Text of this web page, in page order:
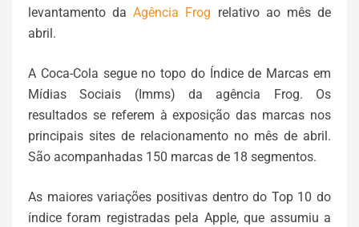
levantamento daAgência Frog relativo ao mês de
abril.
A Coca-Cola segue no topo do Índice de Marcas em
Mídias Sociais (Imms) da agência Frog. Os
resultados se referem à exposição das marcas nos
principais sites de relacionamento no mês de abril.
São acompanhadas 150 marcas de 18 segmentos.
As maiores variações positivas dentro do Top 10 do
índice foram registradas pela Apple, que assumiu a